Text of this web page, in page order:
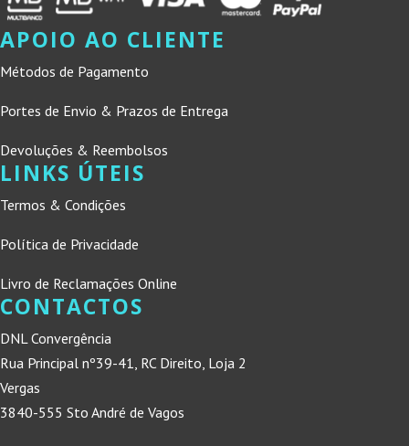
APOIO AO CLIENTE
Métodos de Pagamento
Portes de Envio & Prazos de Entrega
Devoluções & Reembolsos
LINKS ÚTEIS
Termos & Condições
Política de Privacidade
Livro de Reclamações Online
CONTACTOS
DNL Convergência
Rua Principal nº39-41, RC Direito, Loja 2
Vergas
3840-555 Sto André de Vagos